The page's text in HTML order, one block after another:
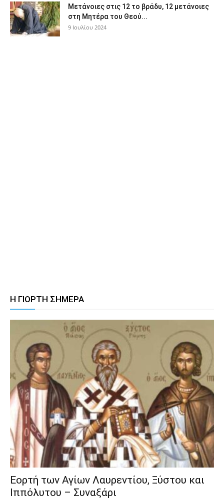
Μετάνοιες στις 12 το βράδυ, 12 μετάνοιες
στη Μητέρα του Θεού...
9 Ιουλίου 2024
Η ΓΙΟΡΤΗ ΣΗΜΕΡΑ
Εορτή των Αγίων Λαυρεντίου, Ξύστου και
Ιππόλυτου – Συναξάρι